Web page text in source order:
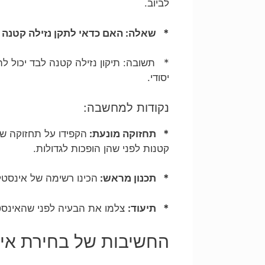
לביוב.
* שאלה: האם כדאי לתקן נזילה
* תשובה: תיקון נזילה קטנה לבד יכול
יסודי.
נקודות למחשבה:
* תחזוקה מונעת: הקפידו על תחזוקה
קטנות לפני שהן הופכות לגדולות.
* תכנון מראש: הכינו רשימה של
* תיעוד: צלמו את הבעיה לפני
החשיבות של בחירת